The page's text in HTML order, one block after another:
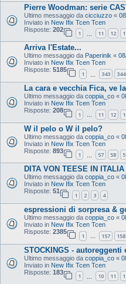
Pierre Woodman: serie
Ultimo messaggio da cicciuzzo «
Inviato in New Ifix Tcen Tcen
Risposte: 202
1 11 12
Arriva l'Estate...
Ultimo messaggio da Paperinik «
Inviato in New Ifix Tcen Tcen
Risposte: 5185
1 343 344
La cara e vecchia Fica, ve
Ultimo messaggio da coppia_co «
Inviato in New Ifix Tcen Tcen
Risposte: 208
1 … 11 12
W il pelo o W il pelo?
Ultimo messaggio da coppia_co «
Inviato in New Ifix Tcen Tcen
Risposte: 893
1 57 58
DITA VON TEESE IN
Ultimo messaggio da coppia_co «
Inviato in New Ifix Tcen Tcen
Risposte: 51
1 2 3 4
espressioni di sorpresa &
Ultimo messaggio da coppia_co «
Inviato in New Ifix Tcen Tcen
Risposte: 2385
1 … 157 158
STOCKINGS -
Ultimo messaggio da coppia_co «
Inviato in New Ifix Tcen Tcen
Risposte: 183
1 10 11